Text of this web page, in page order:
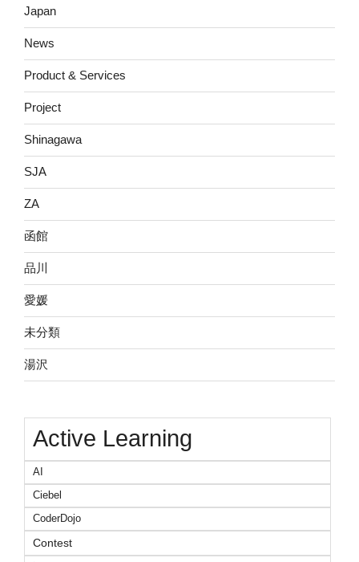
Japan
News
Product & Services
Project
Shinagawa
SJA
ZA
函館
品川
愛媛
未分類
湯沢
Active Learning
AI
Ciebel
CoderDojo
Contest